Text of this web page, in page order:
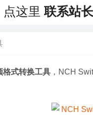
点这里联系站长
格式转换工具 ，NCH